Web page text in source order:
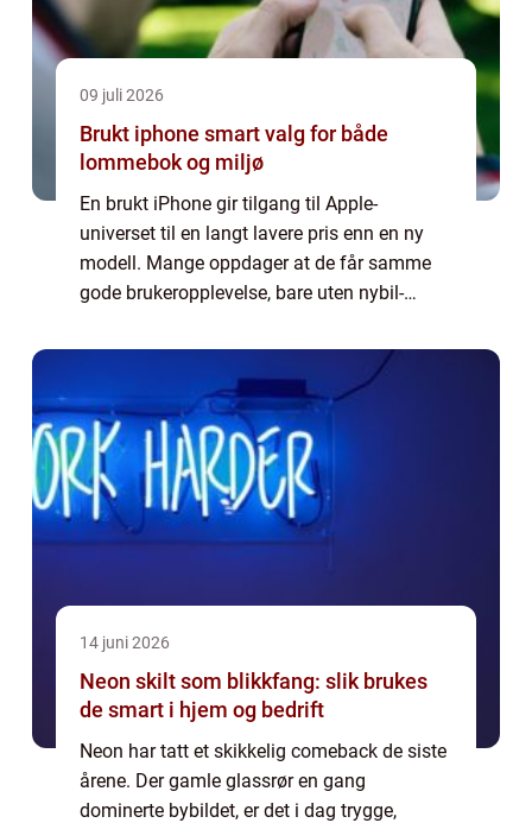
09 juli 2026
Brukt iphone smart valg for både
lommebok og miljø
En brukt iPhone gir tilgang til Apple-
universet til en langt lavere pris enn en ny
modell. Mange oppdager at de får samme
gode brukeropplevelse, bare uten nybil-
bidrar gjenbruk av mobiler til mindre
14 juni 2026
Neon skilt som blikkfang: slik brukes
de smart i hjem og bedrift
Neon har tatt et skikkelig comeback de siste
årene. Der gamle glassrør en gang
dominerte bybildet, er det i dag trygge,